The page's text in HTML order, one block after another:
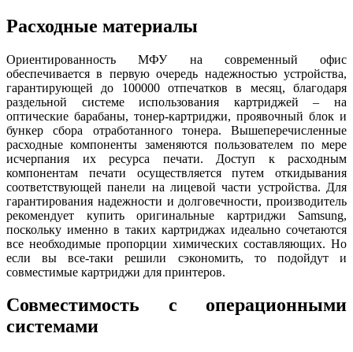
Расходные материалы
Ориентированность МФУ на современный офис
обеспечивается в первую очередь надежностью устройства,
гарантирующей до 100000 отпечатков в месяц, благодаря
раздельной системе использования картриджей – на
оптические барабаны, тонер-картриджи, проявочный блок и
бункер сбора отработанного тонера. Вышеперечисленные
расходные компоненты заменяются пользователем по мере
исчерпания их ресурса печати. Доступ к расходным
компонентам печати осуществляется путем откидывания
соответствующей панели на лицевой части устройства. Для
гарантирования надежности и долговечности, производитель
рекомендует купить оригинальные картриджи Samsung,
поскольку именно в таких картриджах идеально сочетаются
все необходимые пропорции химических составляющих. Но
если вы все-таки решили сэкономить, то подойдут и
совместимые картриджи для принтеров.
Совместимость с операционными
системами